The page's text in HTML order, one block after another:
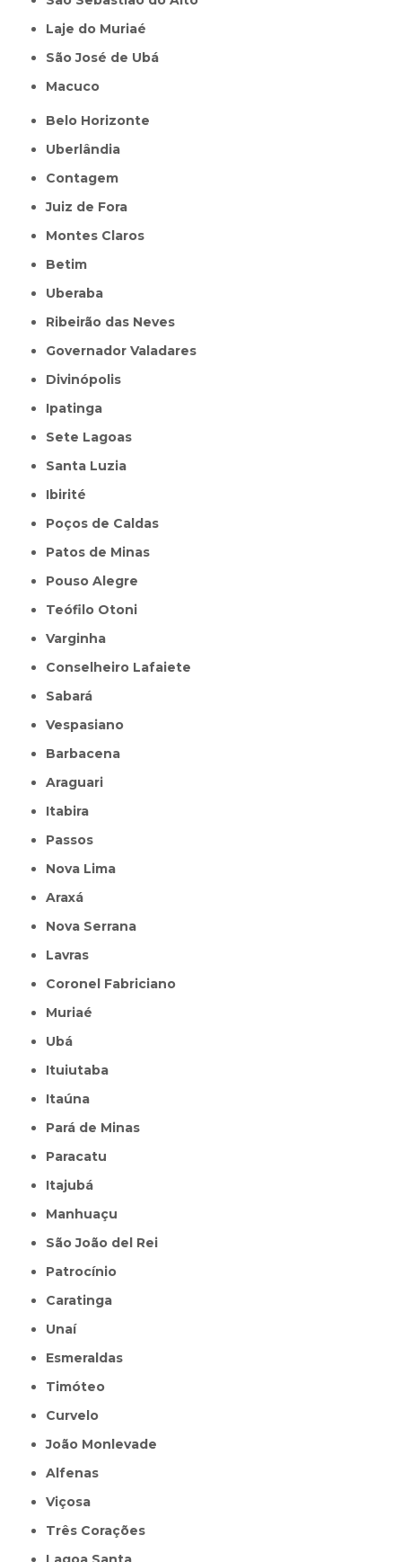
Laje do Muriaé
São José de Ubá
Macuco
Belo Horizonte
Uberlândia
Contagem
Juiz de Fora
Montes Claros
Betim
Uberaba
Ribeirão das Neves
Governador Valadares
Divinópolis
Ipatinga
Sete Lagoas
Santa Luzia
Ibirité
Poços de Caldas
Patos de Minas
Pouso Alegre
Teófilo Otoni
Varginha
Conselheiro Lafaiete
Sabará
Vespasiano
Barbacena
Araguari
Itabira
Passos
Nova Lima
Araxá
Nova Serrana
Lavras
Coronel Fabriciano
Muriaé
Ubá
Ituiutaba
Itaúna
Pará de Minas
Paracatu
Itajubá
Manhuaçu
São João del Rei
Patrocínio
Caratinga
Unaí
Esmeraldas
Timóteo
Curvelo
João Monlevade
Alfenas
Viçosa
Três Corações